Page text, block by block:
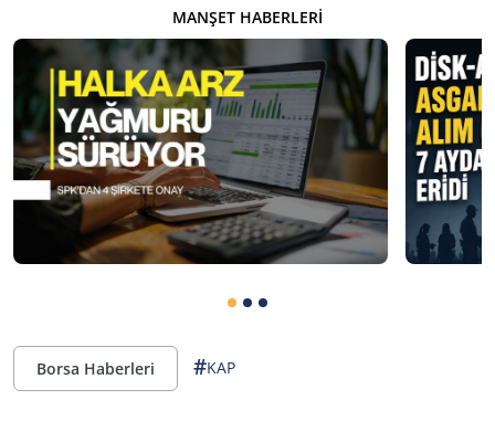
MANŞET HABERLERI
Borsa Haberleri #KAP